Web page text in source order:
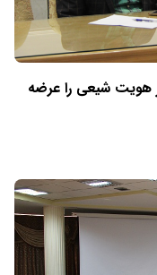
هویت شیعی را عرضه